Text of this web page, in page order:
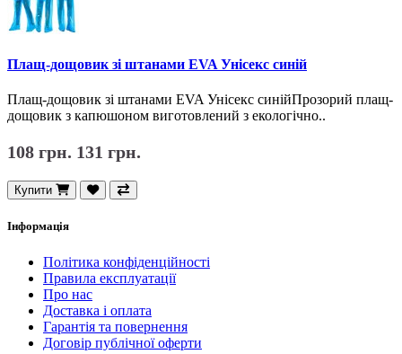
Плащ-дощовик зі штанами EVA Унісекс синій
Плащ-дощовик зі штанами EVA Унісекс синійПрозорий плащ-
дощовик з капюшоном виготовлений з екологічно..
108 грн. 131 грн.
Купити
Інформація
Політика конфіденційності
Правила експлуатації
Про нас
Доставка і оплата
Гарантія та повернення
Договір публічної оферти